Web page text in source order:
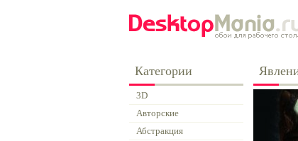
Категории
3D
Авторские
Абстракция